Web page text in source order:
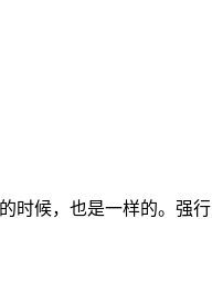
时候，也是一样的。强